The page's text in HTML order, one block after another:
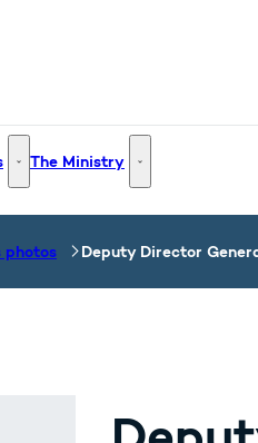
links
Key Areas - More links
The Ministry The Ministry -
photos Deputy Director